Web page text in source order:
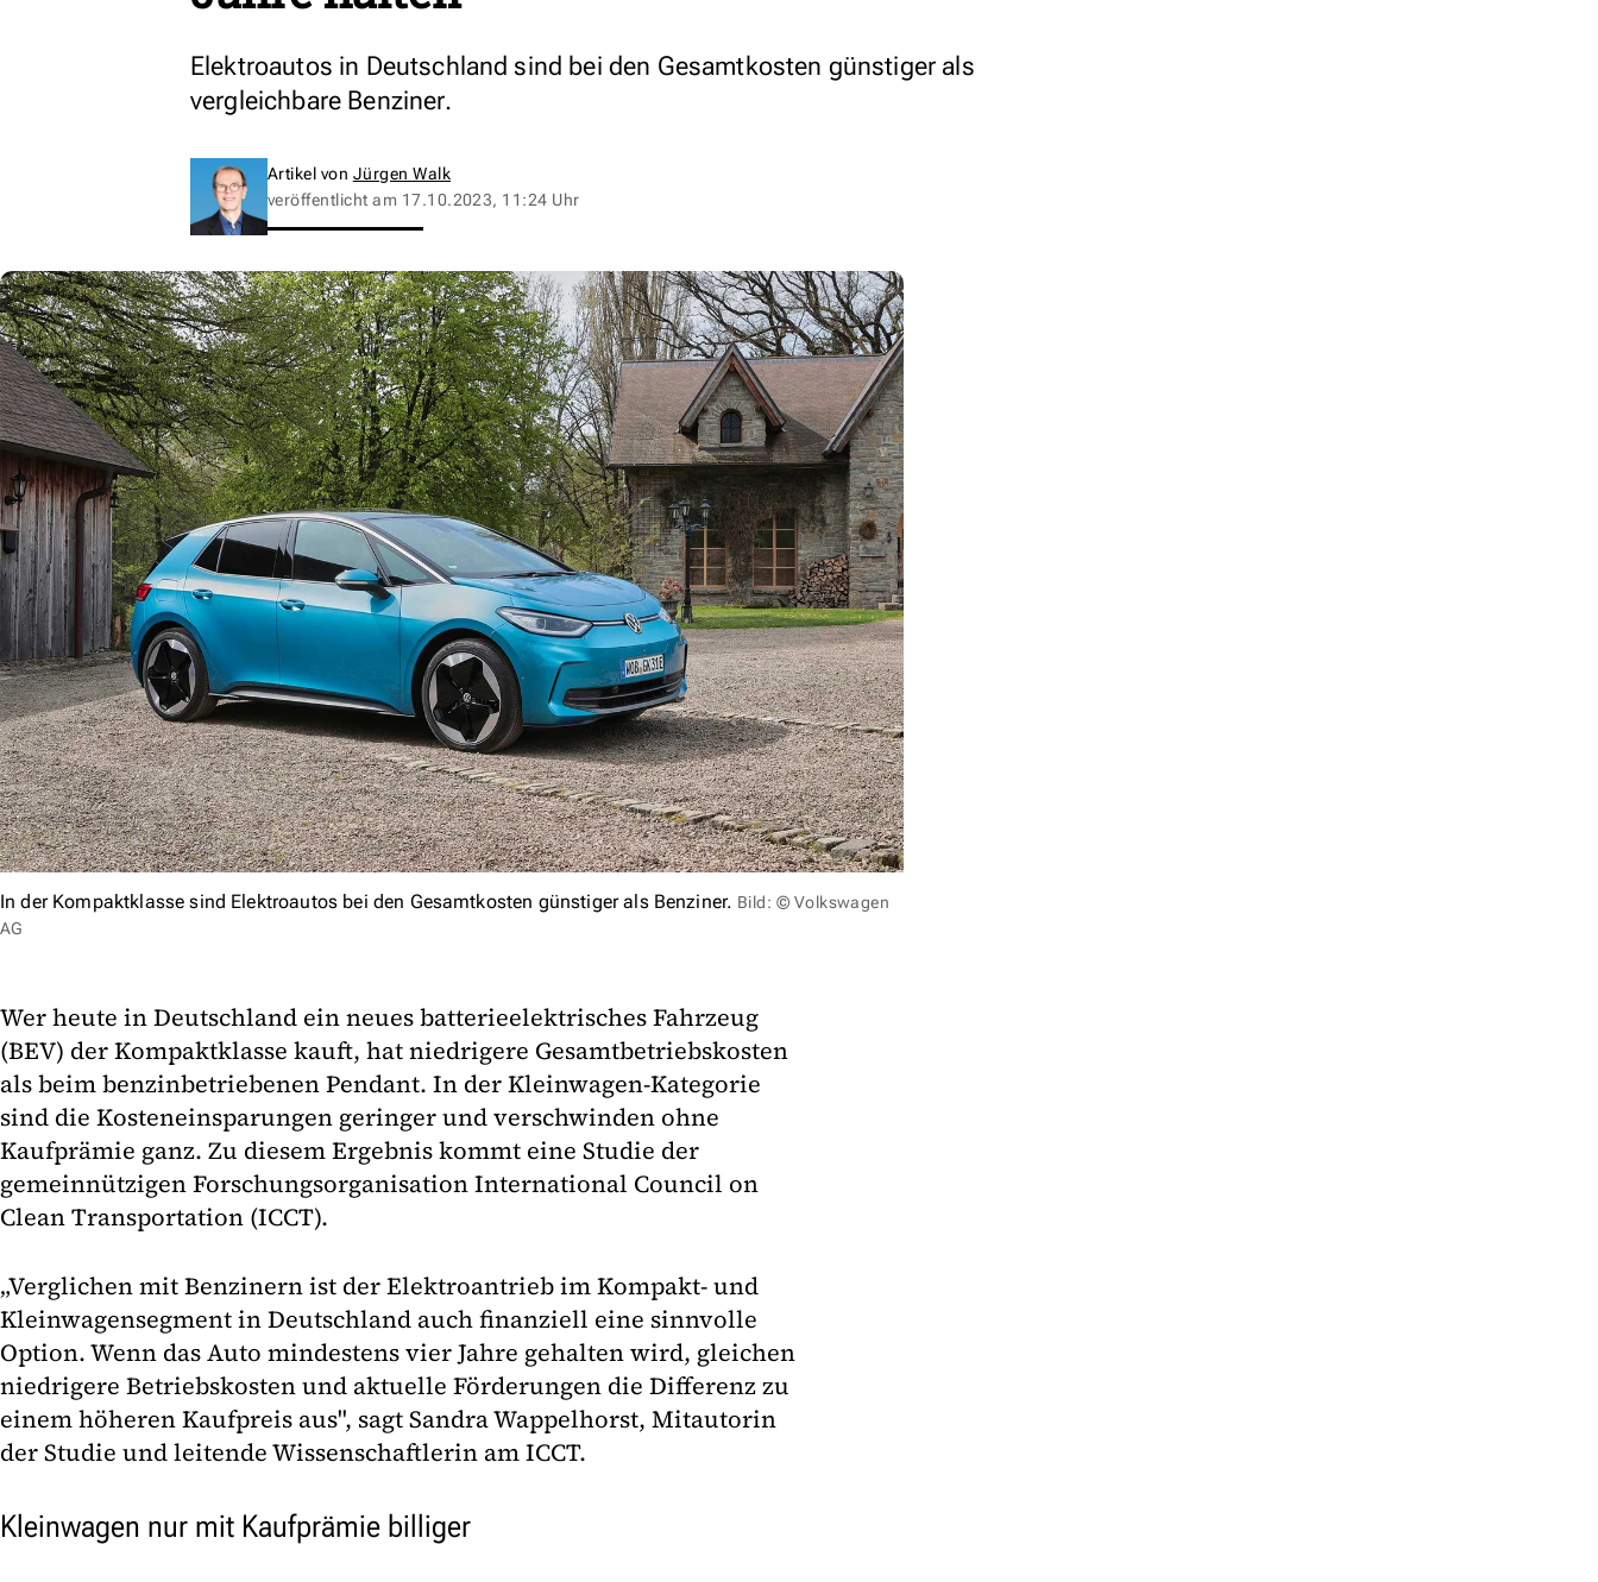
Elektroautos in Deutschland sind bei den Gesamtkosten günstiger als
vergleichbare Benziner.
Artikel von Jürgen Walk
veröffentlicht am 17.10.2023, 11:24 Uhr
In der Kompaktklasse sind Elektroautos bei den Gesamtkosten günstiger als Benziner. Bild: © Volkswagen
AG
Wer heute in Deutschland ein neues batterieelektrisches Fahrzeug
(BEV) der Kompaktklasse kauft, hat niedrigere Gesamtbetriebskosten
als beim benzinbetriebenen Pendant. In der Kleinwagen-Kategorie
sind die Kosteneinsparungen geringer und verschwinden ohne
Kaufprämie ganz. Zu diesem Ergebnis kommt eine Studie der
gemeinnützigen Forschungsorganisation International Council on
Clean Transportation (ICCT).
„Verglichen mit Benzinern ist der Elektroantrieb im Kompakt- und
Kleinwagensegment in Deutschland auch finanziell eine sinnvolle
Option. Wenn das Auto mindestens vier Jahre gehalten wird, gleichen
niedrigere Betriebskosten und aktuelle Förderungen die Differenz zu
einem höheren Kaufpreis aus", sagt Sandra Wappelhorst, Mitautorin
der Studie und leitende Wissenschaftlerin am ICCT.
Kleinwagen nur mit Kaufprämie billiger